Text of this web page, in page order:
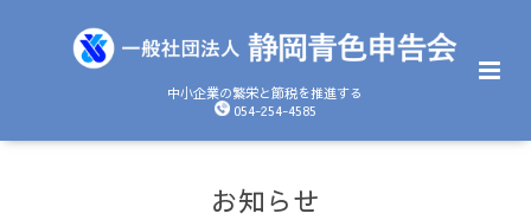
中小企業の繁栄と節税を推進する
054-254-4585
お知らせ